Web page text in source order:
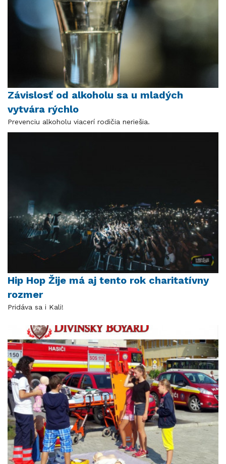
Závislosť od alkoholu sa u mladých
vytvára rýchlo
Prevenciu alkoholu viacerí rodičia neriešia.
Hip Hop Žije má aj tento rok charitatívny
rozmer
Pridáva sa i Kali!